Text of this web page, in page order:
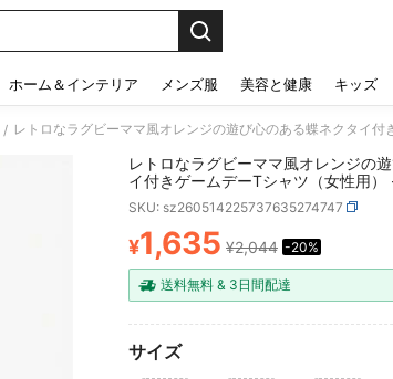
ホーム＆インテリア メンズ服 美容と健康 キッズ
/
レトロなラグビーママ風オレンジの
イ付きゲームデーTシャツ（女性用）
柄のフットボールヘルメットと蝶ネク
年中快適なラウンドネックの半袖、カ
ィーなスタイル、テールゲートパー
適。
SKU: sz260514225737635274747
PRICE AND
¥1,635 ¥2,044 -20%
送料無料 & 3日間配達
サイズ